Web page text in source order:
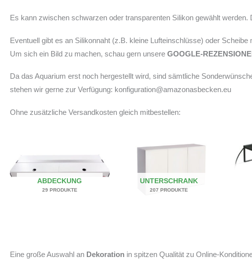
Es kann zwischen schwarzen oder transparenten Silikon gewählt
Eventuell gibt es an Silikonnaht (z.B. kleine Lufteinschlüsse) oder
Um sich ein Bild zu machen, schau gern unsere GOOGLE-
Da das Aquarium erst noch hergestellt wird, sind sämtliche
stehen wir gerne zur Verfügung: konfiguration@amazonasbecken.eu
Ohne zusätzliche Versandkosten gleich mitbestellen:
ABDECKUNG
29 PRODUKTE
UNTERSCHRANK
207 PRODUKTE
Eine große Auswahl an Dekoration in spitzen Qualität zu Online-